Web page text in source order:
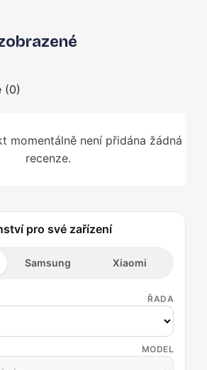
(0)
momentálně není přidána žádná
recenze.
pro své zařízení
Samsung Xiaomi
ŘADA
MODEL